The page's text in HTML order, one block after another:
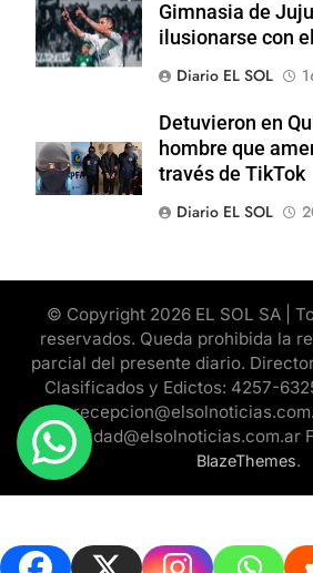
Gimnasia de
ilusionarse con
Diario EL SOL
Detuvieron en
hombre que
través de TikTok
Diario EL SOL
© Copyright 2026 EL SOL SA |
reservados. Queda prohibida la
parcial del presente diario.
Clasificados y Edictos: 4257-
publicidad@elsolnoticias.com.ar
BlazeThemes.